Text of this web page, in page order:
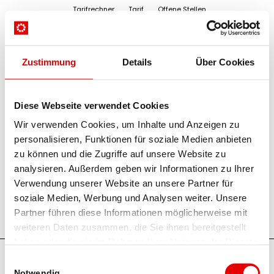
Zustimmung Details Über Cookies
Diese Webseite verwendet Cookies
Wir verwenden Cookies, um Inhalte und Anzeigen zu
personalisieren, Funktionen für soziale Medien anbieten
zu können und die Zugriffe auf unsere Website zu
analysieren. Außerdem geben wir Informationen zu Ihrer
Verwendung unserer Website an unsere Partner für
soziale Medien, Werbung und Analysen weiter. Unsere
Partner führen diese Informationen möglicherweise mit
weiteren Daten zusammen, die Sie ihnen bereitgestellt
Tarifrechner Tarif Offene Stellen
Startseite /Suchergebnisse für ""
Suche